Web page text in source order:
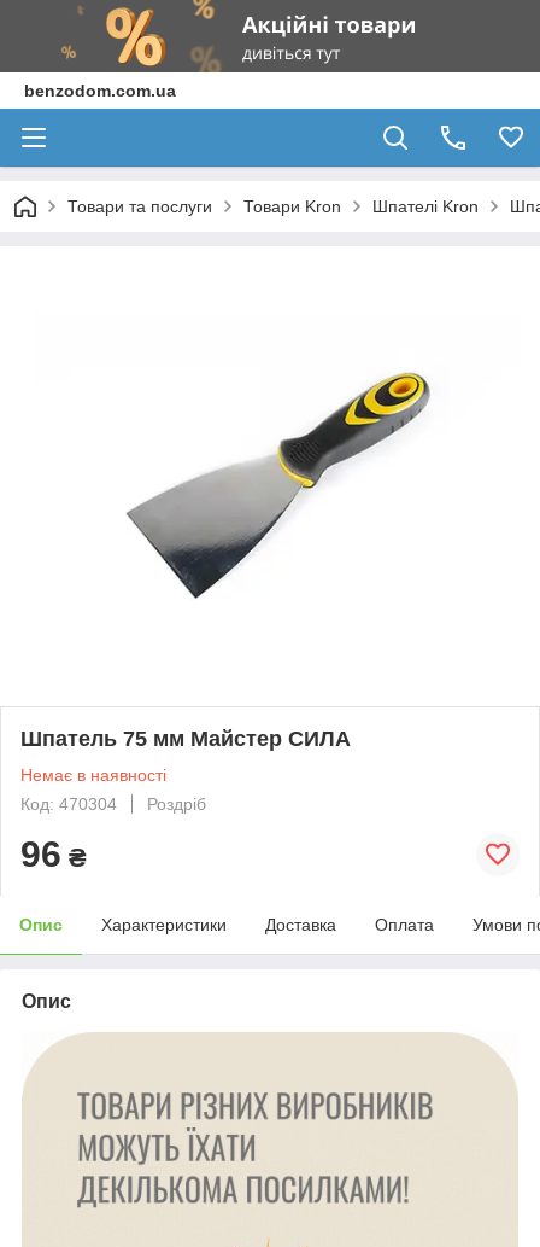
benzodom.com.ua
Товари та послуги Товари Kron Шпателі Kron
Шпатель 75 мм Майстер СИЛА
Немає в наявності
Код: 470304
Роздріб
96 ₴
Опис Характеристики Доставка Оплата Умови
Опис